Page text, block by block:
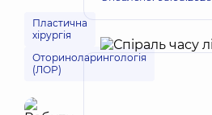
Пластична
хірургія
Оториноларингологія
(ЛОР)